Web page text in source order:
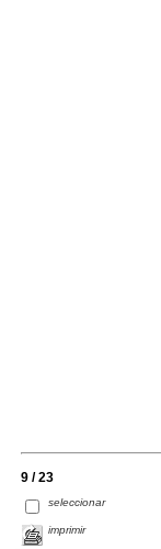
9 / 23
seleccionar
imprimir